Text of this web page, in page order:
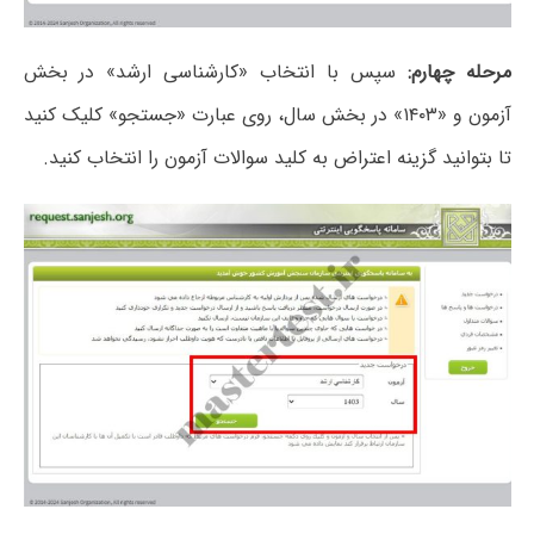
مرحله چهارم: سپس با انتخاب «کارشناسی ارشد» در بخش
آزمون و «۱۴۰۳» در بخش سال، روی عبارت «جستجو» کلیک کنید
تا بتوانید گزینه اعتراض به کلید سوالات آزمون را انتخاب کنید.